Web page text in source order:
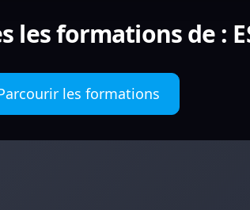
les formations de :
les formations